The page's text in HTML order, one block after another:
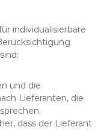
individualisierbare
und die
Lieferanten, die
dass der Lieferant